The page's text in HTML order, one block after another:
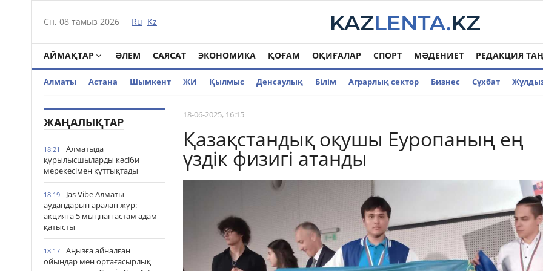
Сн, 08 тамыз 2026 Ru Kz
АЙМАҚТАР ӘЛЕМ САЯСАТ ЭКОНОМИКА ҚОҒАМ ОҚИҒАЛАР СПОРТ МӘДЕНИЕТ РЕДАКЦИЯ
Алматы Астана Шымкент ЖИ Қылмыс Денсаулық Білім Аграрлық сектор Бизнес Cұхбат
ЖАҢАЛЫҚТАР
18:21
Алматыда
құрылысшыларды кәсіби
мерекесімен құттықтады
18:19
Jas Vibe Алматы
аудандарын аралап жүр:
акцияға 5 мыңнан астам адам
қатысты
18:17
Аңызға айналған
ойындар мен ортағасырлық
18-06-2025, 16:15
Қазақстандық оқушы Еуропаның ең
үздік физигі атанды